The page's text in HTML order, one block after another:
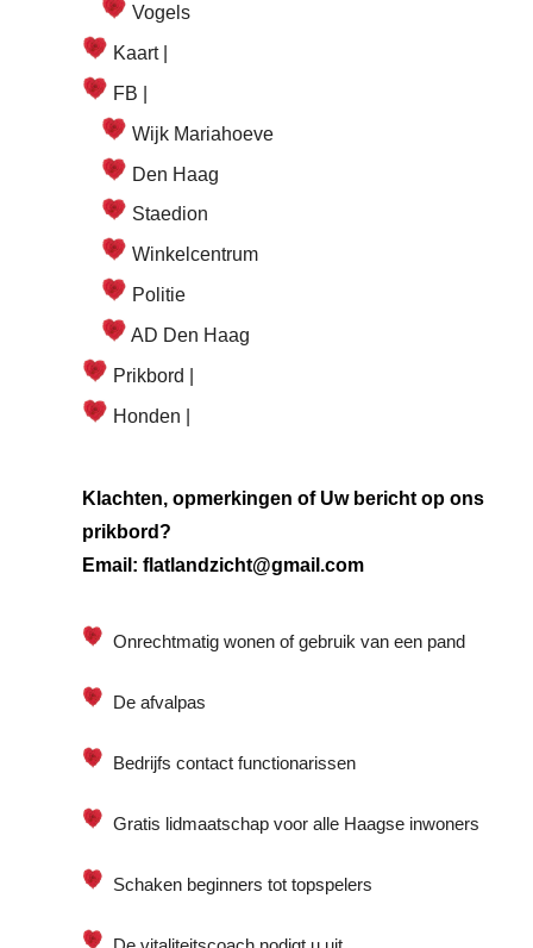
Vogels
Kaart |
FB |
Wijk Mariahoeve
Den Haag
Staedion
Winkelcentrum
Politie
AD Den Haag
Prikbord |
Honden |
Klachten, opmerkingen of Uw bericht op ons
prikbord?
Email: flatlandzicht@gmail.com
Onrechtmatig wonen of gebruik van een pand
De afvalpas
Bedrijfs contact functionarissen
Gratis lidmaatschap voor alle Haagse inwoners
Schaken beginners tot topspelers